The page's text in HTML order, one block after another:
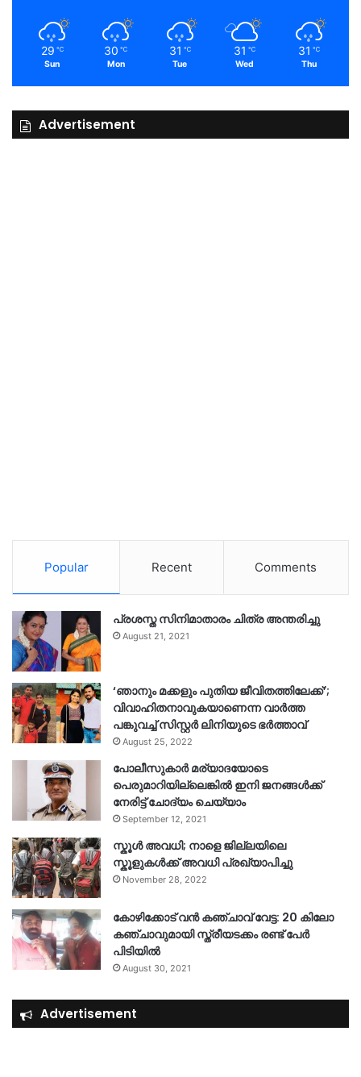
29 ℃
Sun
30 ℃
Mon
31 ℃
Tue
31 ℃
Wed
31 ℃
Thu
Advertisement
Popular Recent Comments
പ്രശസ്ത സിനിമാതാരം ചിത്ര അന്തരിച്ചു
August 21, 2021
‘ഞാനും മക്കളും പുതിയ ജീവിതത്തിലേക്ക്’;
വിവാഹിതനാവുകയാണെന്ന വാർത്ത
പങ്കുവച്ച് സിസ്റ്റർ ലിനിയുടെ ഭർത്താവ്
August 25, 2022
പോലീസുകാര്‍ മര്യാദയോടെ
പെരുമാറിയില്ലെങ്കില്‍ ഇനി ജനങ്ങള്‍ക്ക്
നേരിട്ട് ചോദ്യം ചെയ്യാം
September 12, 2021
സ്കൂൾ അവധി; നാളെ ജില്ലയിലെ
സ്കൂളുകൾക്ക് അവധി പ്രഖ്യാപിച്ചു
November 28, 2022
കോഴിക്കോട് വൻ കഞ്ചാവ് വേട്ട: 20 കിലോ
കഞ്ചാവുമായി സ്ത്രീയടക്കം രണ്ട് പേർ
പിടിയിൽ
August 30, 2021
Advertisement